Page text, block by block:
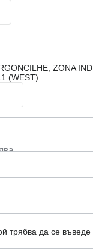
ZONA
(WEST)
трябва да се